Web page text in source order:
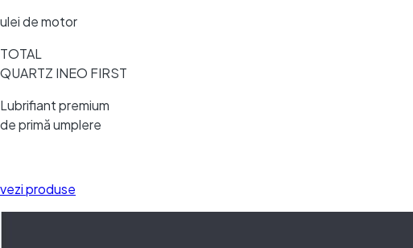
ulei de motor
TOTAL
QUARTZ INEO FIRST
Lubrifiant premium
de primă umplere
vezi produse